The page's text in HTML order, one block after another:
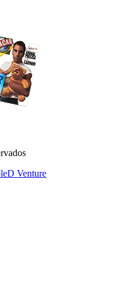
Venture